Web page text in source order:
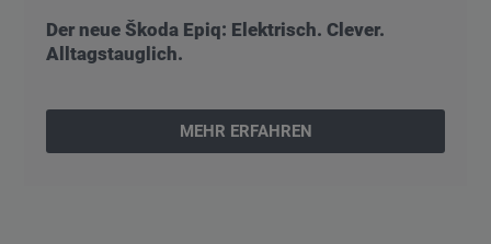
Der neue Škoda Epiq: Elektrisch. Clever.
Alltagstauglich.
MEHR ERFAHREN